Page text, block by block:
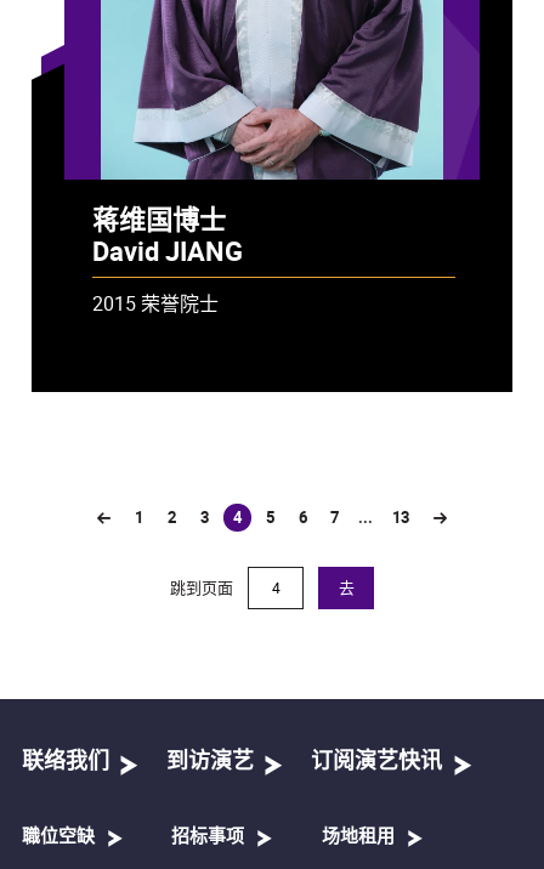
蒋维国博士
David JIANG
2015 荣誉院士
1 2 3 4
(current)
5 6 7 ... 13
跳到页面 去
联络我们 到访演艺 订阅演艺快讯
職位空缺 招标事项 场地租用